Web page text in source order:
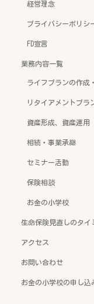
経営理念
プライバシーポリシ
FD宣言
業務内容一覧
ライフプランの作成
リタイアメントプラ
資産形成、資産運用
相続・事業承継
セミナー活動
保険相談
お金の小学校
生命保険見直しのタイ
アクセス
お問い合わせ
お金の小学校の申し込